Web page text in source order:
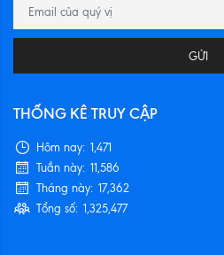
GỬI
THỐNG KÊ TRUY CẬP
Hôm nay: 1,471
Tuần này: 11,586
Tháng này: 17,362
Tổng số: 1,325,477